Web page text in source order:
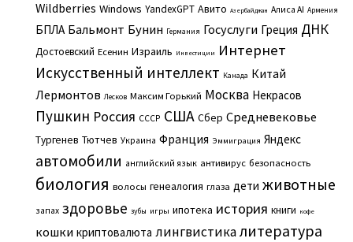
Wildberries Windows YandexGPT Авито Азербайджан Алиса AI Армения
БПЛА Бальмонт Бунин Германия Госуслуги Греция ДНК
Достоевский Есенин Израиль Инвестиции Интернет
Искусственный интеллект Канада Китай
Лермонтов Лесков Максим Горький Москва Некрасов
Пушкин Россия СССР США Сбер Средневековье
Тургенев Тютчев Украина Франция Эммиграция Яндекс
автомобили английский язык антивирус безопасность
биология волосы генеалогия глаза дети животные
запах здоровье зубы игры ипотека история книги кофе
кошки криптовалюта лингвистикалитература